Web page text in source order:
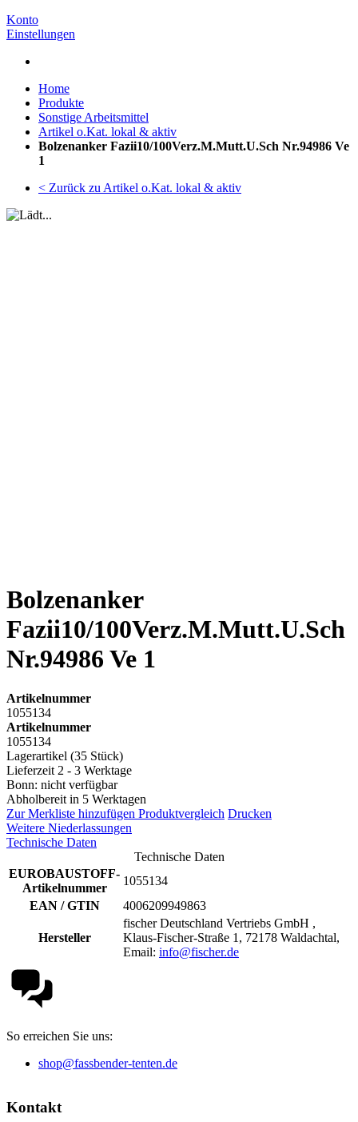
Konto
Einstellungen
Home
Produkte
Sonstige Arbeitsmittel
Artikel o.Kat. lokal & aktiv
Bolzenanker Fazii10/100Verz.M.Mutt.U.Sch Nr.94986 Ve
1
< Zurück zu Artikel o.Kat. lokal & aktiv
Bolzenanker
Fazii10/100Verz.M.Mutt.U.Sch
Nr.94986 Ve 1
Artikelnummer
1055134
Artikelnummer
1055134
Lagerartikel (35 Stück)
Lieferzeit 2 - 3 Werktage
Bonn: nicht verfügbar
Abholbereit in 5 Werktagen
Zur Merkliste hinzufügen Produktvergleich Drucken
Weitere Niederlassungen
Technische Daten
Technische Daten
EUROBAUSTOFF-
Artikelnummer
1055134
EAN / GTIN
4006209949863
Hersteller
fischer Deutschland Vertriebs GmbH ,
Klaus-Fischer-Straße 1, 72178 Waldachtal,
Email: info@fischer.de
So erreichen Sie uns:
shop@fassbender-tenten.de
Kontakt